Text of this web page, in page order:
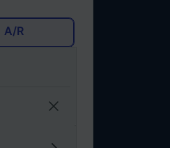
A/R